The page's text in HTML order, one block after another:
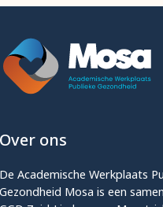
Over ons
De Academische Werkplaats
Gezondheid Mosa is een